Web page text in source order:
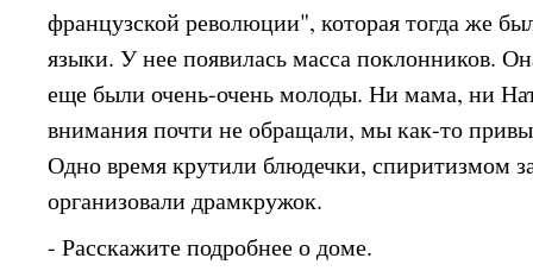
французской революции", которая тогда же
языки. У нее появилась масса поклонников.
еще были очень-очень молоды. Ни мама, ни
внимания почти не обращали, мы как-то
Одно время крутили блюдечки, спиритизмом
организовали драмкружок.
- Расскажите подробнее о доме.